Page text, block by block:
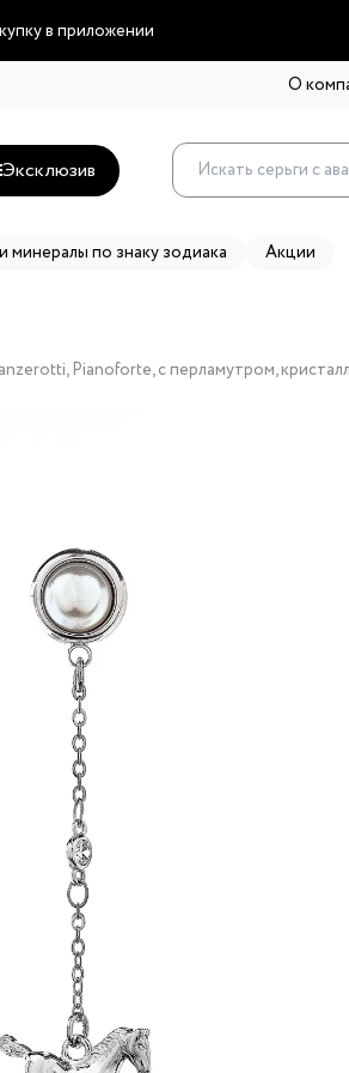
в приложении
О
Эксклюзив
минералы по знаку зодиака Акции
Pianoforte, с перламутром,